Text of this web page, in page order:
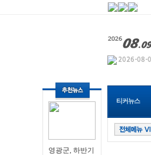
영광군, 하반기
티커뉴스